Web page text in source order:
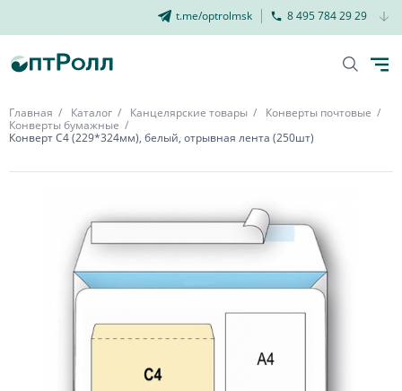
t.me/optrolmsk 8 495 784 29 29
Главная Каталог Канцелярские товары
Конверты почтовые
Конверты бумажные
Конверт С4 (229*324мм), белый, отрывная лента (250шт)